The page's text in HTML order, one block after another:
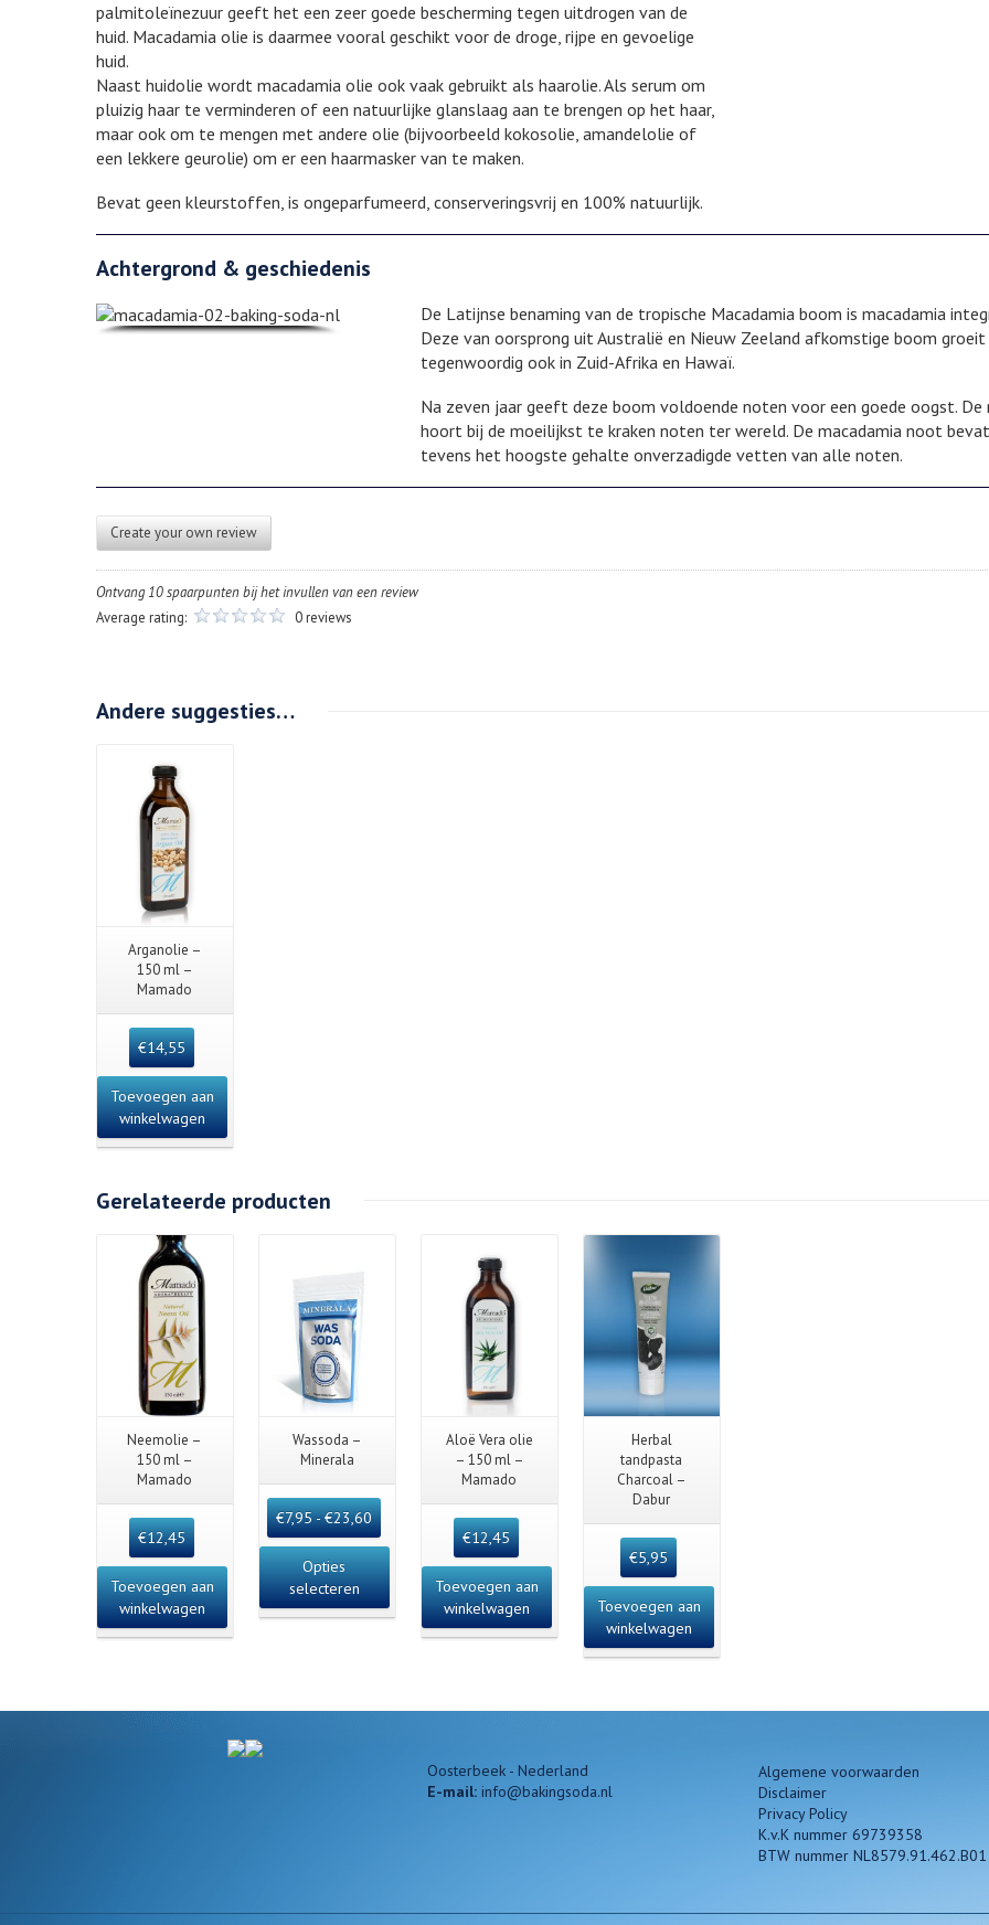
palmitoleïnezuur geeft het een zeer goede bescherming tegen uitdrogen van de
huid. Macadamia olie is daarmee vooral geschikt voor de droge, rijpe en gevoelige
huid.
Naast huidolie wordt macadamia olie ook vaak gebruikt als haarolie. Als serum om
pluizig haar te verminderen of een natuurlijke glanslaag aan te brengen op het haar,
maar ook om te mengen met andere olie (bijvoorbeeld kokosolie, amandelolie of
een lekkere geurolie) om er een haarmasker van te maken.
Bevat geen kleurstoffen, is ongeparfumeerd, conserveringsvrij en 100% natuurlijk.
Achtergrond & geschiedenis
De Latijnse benaming van de tropische Macadamia boom is macadamia
Deze van oorsprong uit Australië en Nieuw Zeeland afkomstige boom groeit
tegenwoordig ook in Zuid-Afrika en Hawaï.
Na zeven jaar geeft deze boom voldoende noten voor een goede oogst.
hoort bij de moeilijkst te kraken noten ter wereld. De macadamia noot bevat
tevens het hoogste gehalte onverzadigde vetten van alle noten.
Create your own review
Ontvang 10 spaarpunten bij het invullen van een review
Average rating:
0 reviews
Andere suggesties…
Quick View
Arganolie –
150 ml –
Mamado
€14,55
Toevoegen aan
winkelwagen
Gerelateerde producten
Details
Quick View
Neemolie –
150 ml –
Mamado
€12,45
Toevoegen aan
winkelwagen
Quick View
Wassoda –
Minerala
€7,95- €23,60
Opties
selecteren
Quick View
Aloë Vera olie
– 150 ml –
Mamado
€12,45
Toevoegen aan
winkelwagen
Quick View
Herbal
tandpasta
Charcoal –
Dabur
€5,95
Toevoegen aan
winkelwagen
Oosterbeek - Nederland
E-mail: info@bakingsoda.nl
Algemene voorwaarden
Disclaimer
Privacy Policy
K.v.K nummer 69739358
BTW nummer NL8579.91.462.B01